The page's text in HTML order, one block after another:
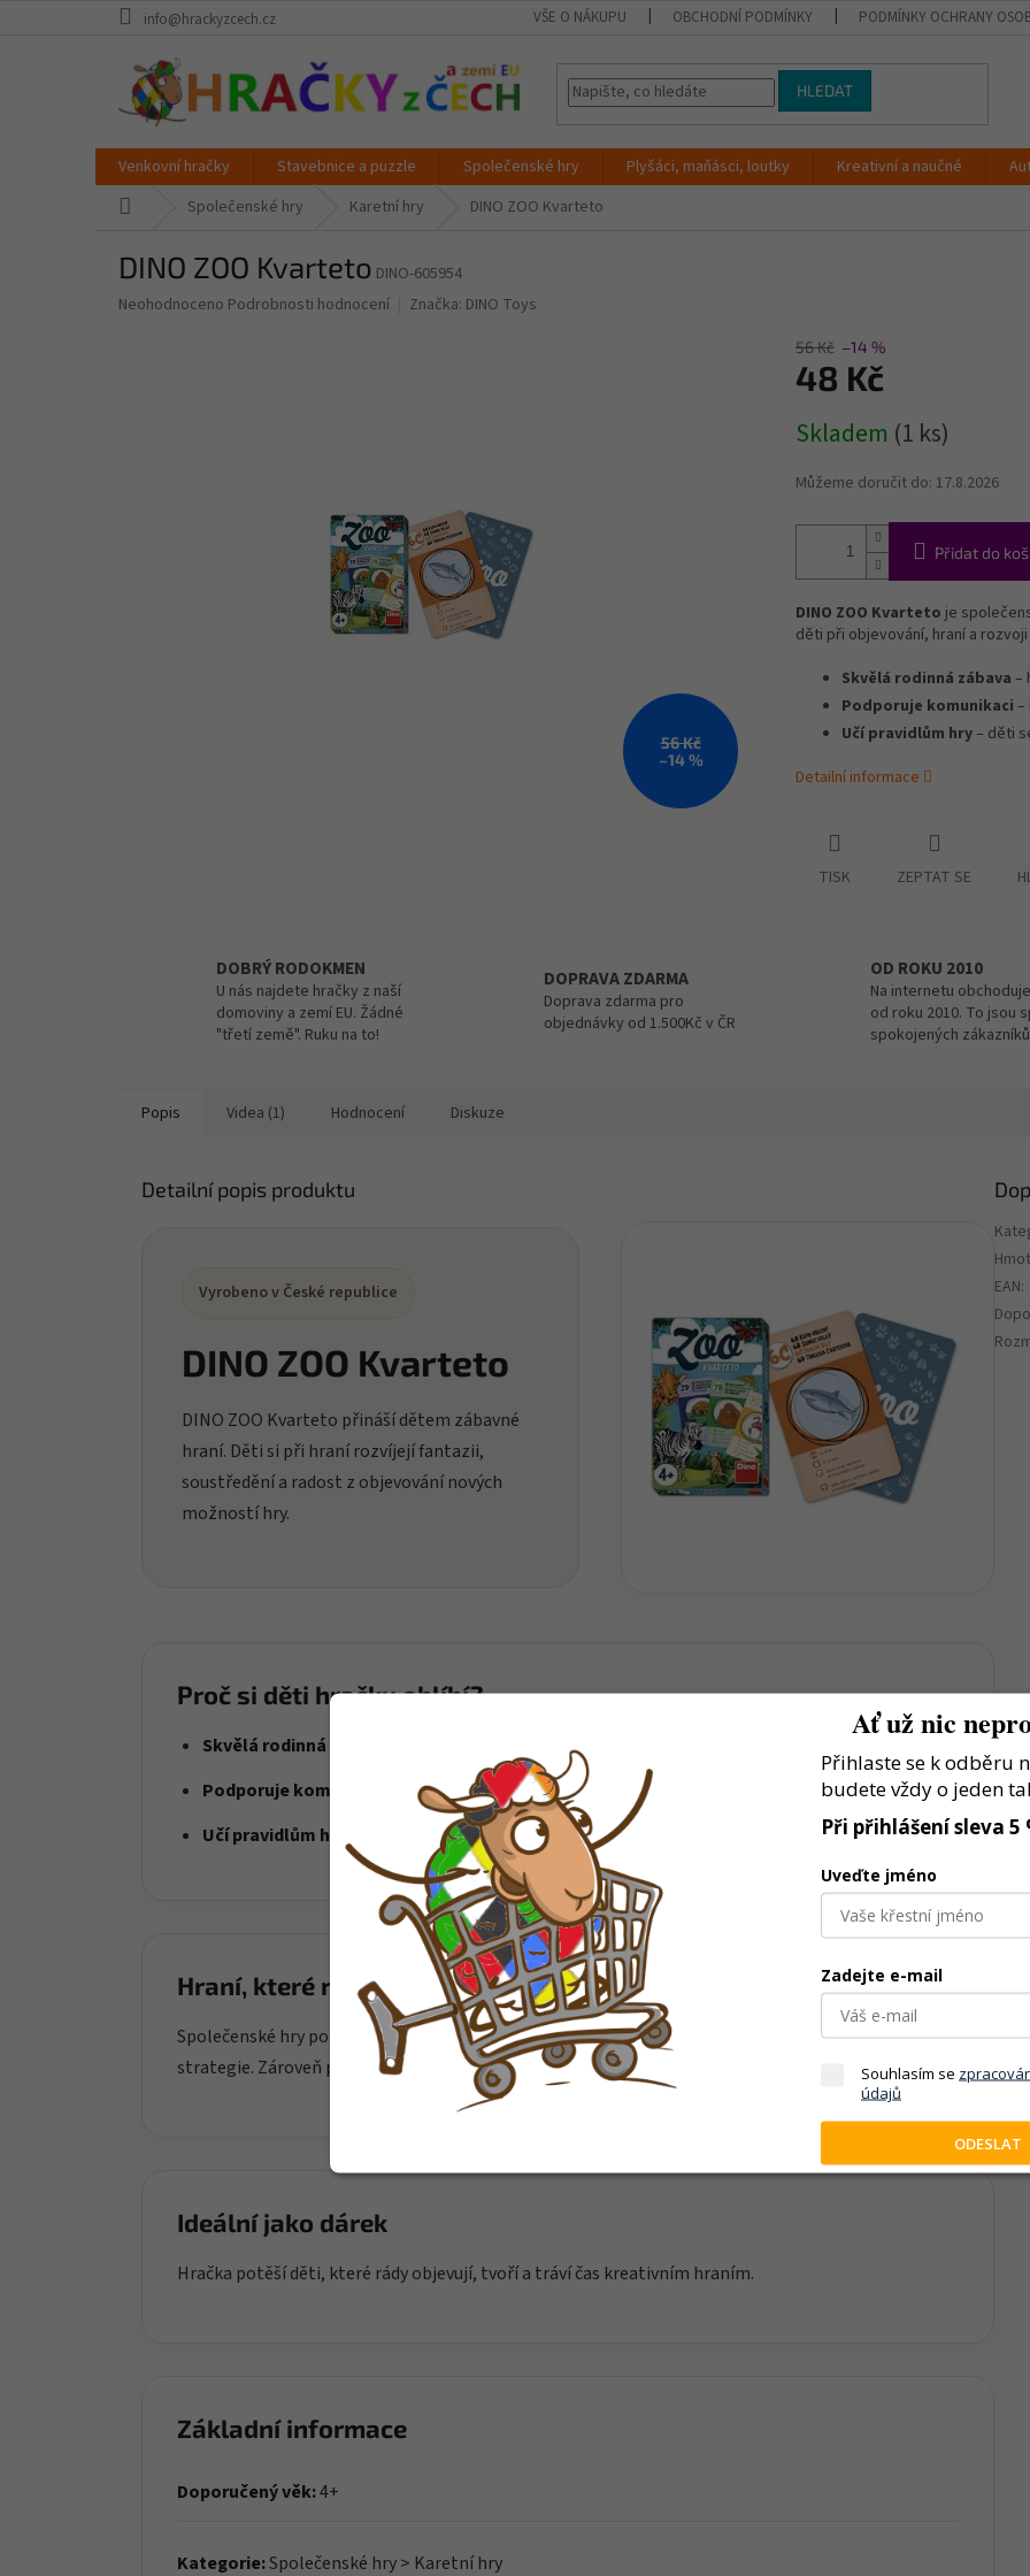
info@hrackyzcech.cz VŠE O NÁKUPU OBCHODNÍ PODMÍNKY PODMÍNKY OCHRANY
HLEDAT
Venkovní hračky Stavebnice a puzzle Společenské hry Plyšáci, maňásci, loutky Kreativní a naučné
Společenské hry Karetní hry DINO ZOO Kvarteto
DINO ZOO Kvarteto DINO-605954
Průměrné
Neohodnoceno Podrobnosti hodnocení Značka: DINO Toys
56 Kč
–14 %
56 Kč –14 %
48 Kč
cena:
Skladem (1 ks)
Můžeme doručit do: 17.8.2026
Přidat do
DINO ZOO Kvarteto je
děti při objevování, hraní a
Skvělá rodinná zábava –
Podporuje komunikaci –
Učí pravidlům hry– děti
Detailní informace
TISK ZEPTAT SE
DOBRÝ RODOKMEN
U nás najdete hračky z naší
domoviny a zemí EU. Žádné
"třetí země". Ruku na to!
DOPRAVA ZDARMA
Doprava zdarma pro
objednávky od 1.500Kč v ČR
OD ROKU 2010
Na internetu
od roku 2010. To jsou
spokojených
Popis Videa (1) Hodnocení Diskuze
Detailní popis produktu
Vyrobeno v České republice
DINO ZOO Kvarteto
DINO ZOO Kvarteto přináší dětem zábavné
hraní. Děti si při hraní rozvíjejí fantazii,
soustředění a radost z objevování nových
možností hry.
Proč si děti hračku oblíbí?
Skvělá rodinná zábava
– hra pro děti i dospělé
Podporuje komunikaci
– ideální pro společné chvíle
Učí pravidlům hry
– děti se přirozeně učí férovému hraní
Hraní, které rozvíjí
Společenské hry pomáhají dětem učit se spolupracovat, dodržovat pravidla a zvládat první herní
strategie. Zároveň podporují komunikaci a společně strávený čas.
Ideální jako dárek
Hračka potěší děti, které rády objevují, tvoří a tráví čas kreativním hraním.
Základní informace
Doporučený věk:4+
Kategorie:Společenské hry > Karetní hry
EAN:
Ať už nic
Přihlaste se k odběru
budete vždy o jeden
Při přihlášení sleva 5
Uveďte jméno
Zadejte e-mail
Souhlasím se
údajů
ODESLAT